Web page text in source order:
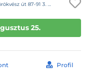
(Rózsadomb center a posta mellett)
25.
Profil